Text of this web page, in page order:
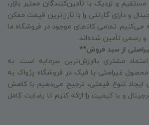
و نزدیک با تأمین‌کنندگان معتبر بازار،
و دارای گارانتی را با نازل‌ترین قیمت ممکن
تمامی کالاهای موجود در فروشگاه ما
و رسمی تأمین شده‌اند.
از سبد فروش**
مشتری باارزش‌ترین سرمایه است. به
غیراصلی یا فیک در فروشگاه پژواک به
ایجاد تنوع قیمتی، ترجیح می‌دهیم با کاهش
و با کیفیت را ارائه کنیم تا رضایت کامل